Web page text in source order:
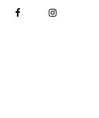
FacebookInstagram